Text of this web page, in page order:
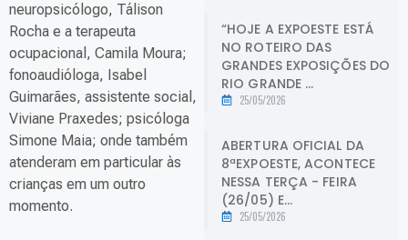
neuropsicólogo, Tálison
Rocha e a terapeuta
ocupacional, Camila Moura;
fonoaudióloga, Isabel
Guimarães, assistente social,
Viviane Praxedes; psicóloga
Simone Maia; onde também
atenderam em particular às
crianças em um outro
momento.
“HOJE A EXPOESTE ESTÁ
NO ROTEIRO DAS
GRANDES EXPOSIÇÕES DO
RIO GRANDE ...
25/05/2026
ABERTURA OFICIAL DA
8ªEXPOESTE, ACONTECE
NESSA TERÇA - FEIRA
(26/05) E...
25/05/2026